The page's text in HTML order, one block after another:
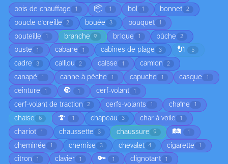
bois de chauffage 1 📦 1 bol 1 bonnet 2
boucle d'oreille 2 bouée 3 bouquet 1
bouteille 1 branche 9 brique 1 bûche 2
buste 1 cabane 1 cabines de plage 3 🔌 5
cadre 3 caillou 2 caisse 1 camion 2
canapé 1 canne à pêche 1 capuche 1 casque 1
ceinture 1 🔘 1 cerf-volant 1
cerf-volant de traction 2 cerfs-volants 1 chaîne 1
chaise 6 🍄 1 chapeau 3 char à voile 1
chariot 1 chaussette 3 chaussure 9 🛤️ 1
cheminée 1 chemise 3 chevalet 4 cigarette 1
citron 1 clavier 1 🔑 1 clignotant 1